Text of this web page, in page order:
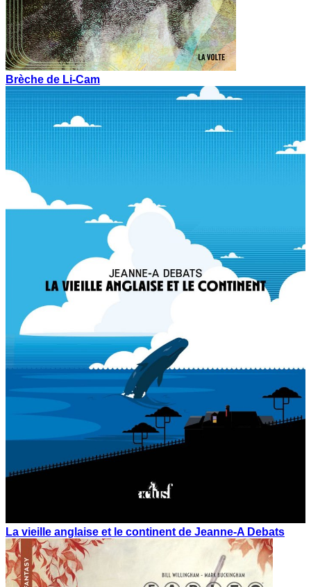
Brèche de Li-Cam
La vieille anglaise et le continent de Jeanne-A Debats